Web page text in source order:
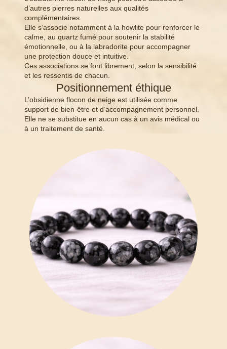
d’autres pierres naturelles aux qualités
complémentaires.
Elle s’associe notamment à la howlite pour renforcer le
calme, au quartz fumé pour soutenir la stabilité
émotionnelle, ou à la labradorite pour accompagner
une protection douce et intuitive.
Ces associations se font librement, selon la sensibilité
et les ressentis de chacun.
Positionnement éthique
L’obsidienne flocon de neige est utilisée comme
support de bien-être et d’accompagnement personnel.
Elle ne se substitue en aucun cas à un avis médical ou
à un traitement de santé.